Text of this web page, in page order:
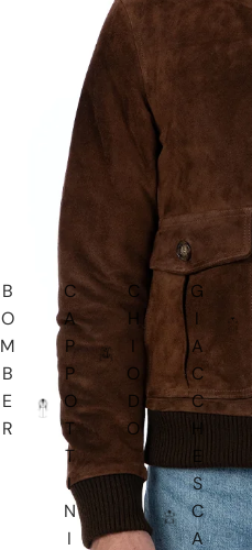
B
O
M
B
E
R
C
A
P
P
O
T
T
I
N
I
C
H
O
D
O
G
I
A
C
C
E
S
C
A